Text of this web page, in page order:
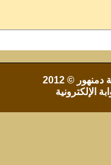
دمنهور © 2012